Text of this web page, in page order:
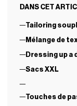
DANS CET
Tailoring
Mélange de
Dressing up a
Sacs XXL
Touches de